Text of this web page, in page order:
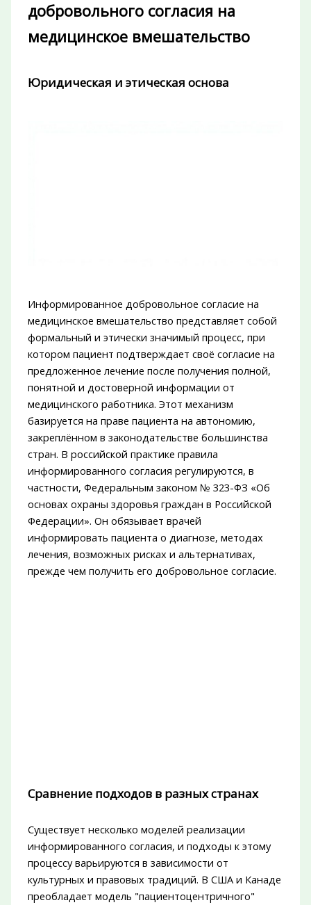
добровольного согласия на
медицинское вмешательство
Юридическая и этическая основа
Информированное добровольное согласие на
медицинское вмешательство представляет собой
формальный и этически значимый процесс, при
котором пациент подтверждает своё согласие на
предложенное лечение после получения полной,
понятной и достоверной информации от
медицинского работника. Этот механизм
базируется на праве пациента на автономию,
закреплённом в законодательстве большинства
стран. В российской практике правила
информированного согласия регулируются, в
частности, Федеральным законом № 323-ФЗ «Об
основах охраны здоровья граждан в Российской
Федерации». Он обязывает врачей
информировать пациента о диагнозе, методах
лечения, возможных рисках и альтернативах,
прежде чем получить его добровольное согласие.
Сравнение подходов в разных странах
Существует несколько моделей реализации
информированного согласия, и подходы к этому
процессу варьируются в зависимости от
культурных и правовых традиций. В США и Канаде
преобладает модель "пациентоцентричного"